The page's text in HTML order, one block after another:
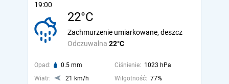
19:00
22°C
Odczuwalna 22°C
Zachmurzenie umiarkowane, deszcz
Opad: 0.5 mm Ciśnienie: 1023 hPa
Wiatr:
21 km/h Wilgotność: 77%